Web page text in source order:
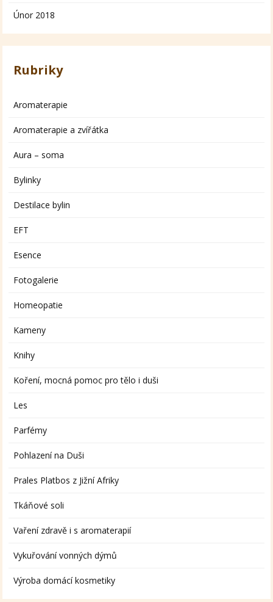
Únor 2018
Rubriky
Aromaterapie
Aromaterapie a zvířátka
Aura – soma
Bylinky
Destilace bylin
EFT
Esence
Fotogalerie
Homeopatie
Kameny
Knihy
Koření, mocná pomoc pro tělo i duši
Les
Parfémy
Pohlazení na Duši
Prales Platbos z Jižní Afriky
Tkáňové soli
Vaření zdravě i s aromaterapií
Vykuřování vonných dýmů
Výroba domácí kosmetiky